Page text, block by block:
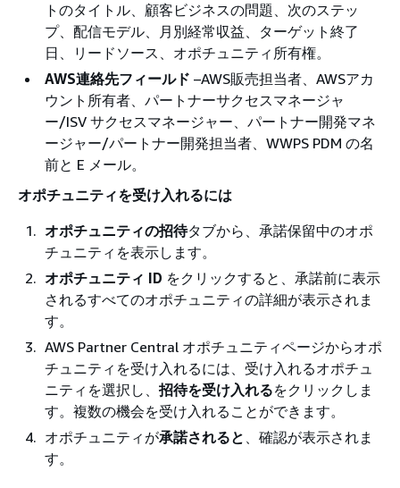
トのタイトル、顧客ビジネスの問題、次のステッ
プ、配信モデル、月別経常収益、ターゲット終了
日、リードソース、オポチュニティ所有権。
AWS連絡先フィールド –AWS販売担当者、AWSアカ
ウント所有者、パートナーサクセスマネージャ
ー/ISV サクセスマネージャー、パートナー開発マネ
ージャー/パートナー開発担当者、WWPS PDM の名
前と E メール。
オポチュニティを受け入れるには
オポチュニティの招待タブから、承諾保留中のオポ
チュニティを表示します。
オポチュニティ ID をクリックすると、承諾前に表示
されるすべてのオポチュニティの詳細が表示されま
す。
AWS Partner Central オポチュニティページからオポ
チュニティを受け入れるには、受け入れるオポチュ
ニティを選択し、 招待を受け入れるをクリックしま
す。複数の機会を受け入れることができます。
オポチュニティが承諾されると 、確認が表示されま
す。